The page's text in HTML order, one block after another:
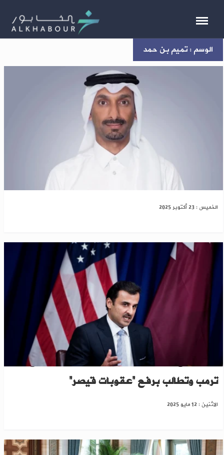
الوسم : تميم بن حمد
الخميس : 23 أكتوبر 2025
قطر تضع ملف سوريا على طاولة مباحثاتها مع
ترمب وتطالب برفع “عقوبات قيصر”
الاثنين : 12 مايو 2025